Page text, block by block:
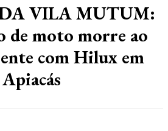
VILA MUTUM:
de moto morre ao
com Hilux em
Apiacás